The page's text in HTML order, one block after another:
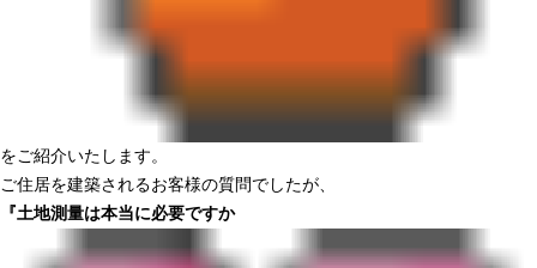
をご紹介いたします。
ご住居を建築されるお客様の質問でしたが、
『土地測量は本当に必要ですか